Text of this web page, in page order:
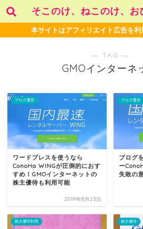
そこのけ、ねこのけ、お
本サイトはアフィリエイト広告を利
― TAG ―
GMOインターネ
ブログ運営
ワードプレスを使うなら
ConoHa WINGが圧倒的におす
すめ！GMOインターネットの
株主優待も利用可能
2019年8月23日
ブログ運営
ブログ
ー
失敗の
株主優待利用 株主優待